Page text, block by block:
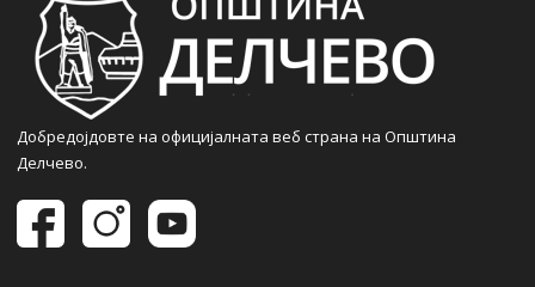
Добредојдовте на официјалната веб страна на Општина
Делчево.